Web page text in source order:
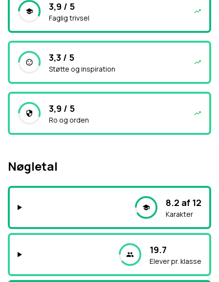
3,9 / 5
Faglig trivsel
3,3 / 5
Støtte og inspiration
3,9 / 5
Ro og orden
Nøgletal
8.2 af 12
Karakter
19.7
Elever pr. klasse